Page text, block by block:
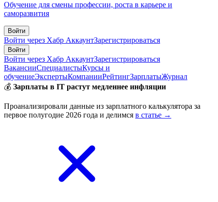
Обучение для смены профессии, роста в карьере и
саморазвития
Войти
Войти через Хабр АккаунтЗарегистрироваться
Войти
Войти через Хабр АккаунтЗарегистрироваться
ВакансииСпециалистыКурсы и
обучениеЭкспертыКомпанииРейтингЗарплатыЖурнал
💰 Зарплаты в IT растут медленнее инфляции
Проанализировали данные из зарплатного калькулятора за
первое полугодие 2026 года и делимся в статье →